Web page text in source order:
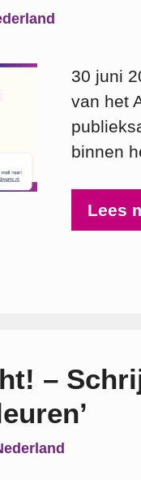
30 juni
van het
binnen
Lees
–